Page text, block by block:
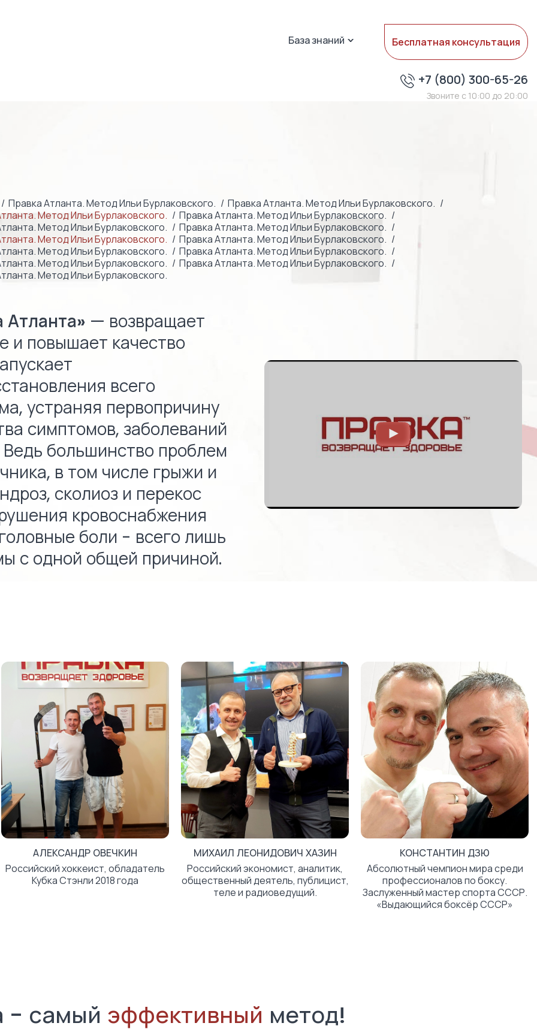
База знаний Бесплатная консультация
+7 (800) 300-65-26
Звоните с 10:00 до 20:00
Правка Атланта. Метод Ильи Бурлаковского.
Правка Атланта. Метод Ильи Бурлаковского.
Метод Ильи Бурлаковского.
Правка Атланта. Метод Ильи Бурлаковского.
Метод Ильи Бурлаковского.
Правка Атланта. Метод Ильи Бурлаковского.
Метод Ильи Бурлаковского.
Правка Атланта. Метод Ильи Бурлаковского.
Метод Ильи Бурлаковского.
Правка Атланта. Метод Ильи Бурлаковского.
Метод Ильи Бурлаковского.
Правка Атланта. Метод Ильи Бурлаковского.
Метод Ильи Бурлаковского.
Атланта» — возвращает
и повышает качество
всего
устраняя первопричину
симптомов, заболеваний
Ведь большинство проблем
в том числе грыжи и
сколиоз и перекос
кровоснабжения
боли - всего лишь
с одной общей причиной.
АЛЕКСАНДР ОВЕЧКИН
Российский хоккеист, обладатель
Кубка Стэнли 2018 года
МИХАИЛ ЛЕОНИДОВИЧ ХАЗИН
Российский экономист, аналитик,
общественный деятель, публицист,
теле и радиоведущий.
КОНСТАНТИН ДЗЮ
Абсолютный чемпион мира среди
профессионалов по боксу.
Заслуженный мастер спорта СССР.
«Выдающийся боксёр СССР»
- самый эффективный метод!